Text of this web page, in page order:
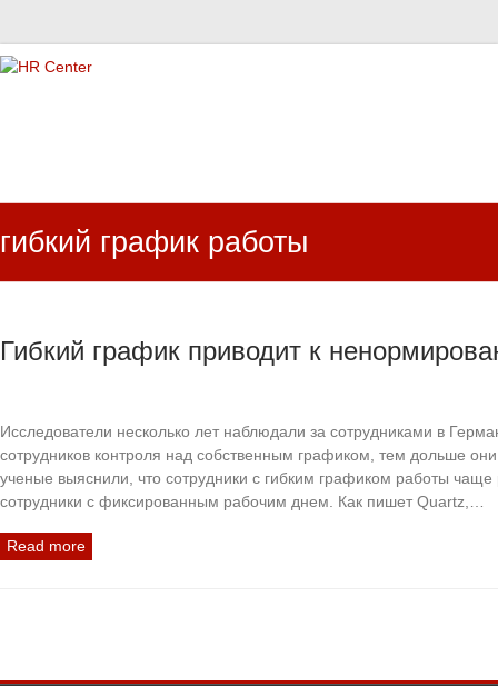
гибкий график работы
Гибкий график приводит к
Исследователи несколько лет наблюдали за сотрудниками в
сотрудников контроля над собственным графиком, тем дольше
ученые выяснили, что сотрудники с гибким графиком работы
сотрудники с фиксированным рабочим днем. Как пишет Quartz,…
Read more